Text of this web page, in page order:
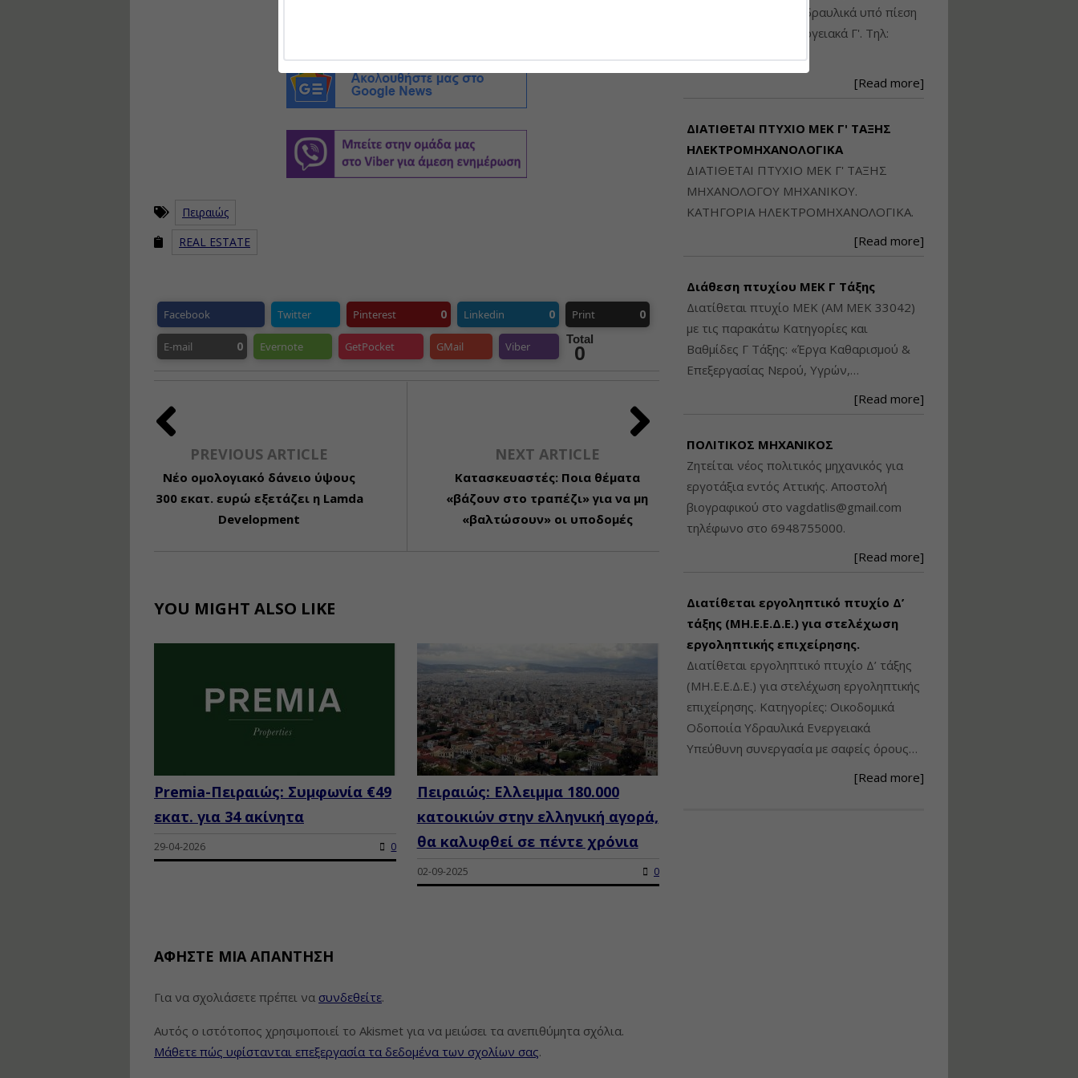
Πειραιώς
REAL ESTATE
Facebook Twitter Pinterest 0 Linkedin 0 Print 0
E-mail 0 Evernote GetPocket GMail Viber
Total
0
PREVIOUS ARTICLE
Νέο ομολογιακό δάνειο ύψους
300 εκατ. ευρώ εξετάζει η Lamda
Development
NEXT ARTICLE
Κατασκευαστές: Ποια θέματα
«βάζουν στο τραπέζι» για να μη
«βαλτώσουν» οι υποδομές
YOU MIGHT ALSO LIKE
Premia-Πειραιώς: Συμφωνία €49
εκατ. για 34 ακίνητα
29-04-2026 0
Πειραιώς: Ελλειμμα 180.000
κατοικιών στην ελληνική αγορά,
θα καλυφθεί σε πέντε χρόνια
02-09-2025 0
ΑΦΉΣΤΕ ΜΙΑ ΑΠΆΝΤΗΣΗ
Για να σχολιάσετε πρέπει να συνδεθείτε.
Αυτός ο ιστότοπος χρησιμοποιεί το Akismet για να μειώσει τα ανεπιθύμητα σχόλια.
Μάθετε πώς υφίστανται επεξεργασία τα δεδομένα των σχολίων σας.
Μηχανικού: Η/Μ Γ', Υδραυλικά υπό πίεση
Β', Βιομηχανικά - Ενεργειακά Γ'. Τηλ:
[Read more]
ΔΙΑΤΙΘΕΤΑΙ ΠΤΥΧΙΟ ΜΕΚ Γ' ΤΑΞΗΣ
ΗΛΕΚΤΡΟΜΗΧΑΝΟΛΟΓΙΚΑ
ΔΙΑΤΙΘΕΤΑΙ ΠΤΥΧΙΟ ΜΕΚ Γ' ΤΑΞΗΣ
ΜΗΧΑΝΟΛΟΓΟΥ ΜΗΧΑΝΙΚΟΥ.
ΚΑΤΗΓΟΡΙΑ ΗΛΕΚΤΡΟΜΗΧΑΝΟΛΟΓΙΚΑ.
[Read more]
Διάθεση πτυχίου ΜΕΚ Γ Τάξης
Διατίθεται πτυχίο ΜΕΚ (ΑΜ ΜΕΚ 33042)
με τις παρακάτω Κατηγορίες και
Βαθμίδες Γ Τάξης: «Έργα Καθαρισμού &
Επεξεργασίας Νερού, Υγρών,…
[Read more]
ΠΟΛΙΤΙΚΟΣ ΜΗΧΑΝΙΚΟΣ
Ζητείται νέος πολιτικός μηχανικός για
εργοτάξια εντός Αττικής. Αποστολή
βιογραφικού στο vagdatlis@gmail.com
τηλέφωνο στο 6948755000.
[Read more]
Διατίθεται εργοληπτικό πτυχίο Δ’
τάξης (ΜΗ.Ε.Ε.Δ.Ε.) για στελέχωση
εργοληπτικής επιχείρησης.
Διατίθεται εργοληπτικό πτυχίο Δ’ τάξης
(ΜΗ.Ε.Ε.Δ.Ε.) για στελέχωση εργοληπτικής
επιχείρησης. Κατηγορίες: Οικοδομικά
Οδοποιία Υδραυλικά Ενεργειακά
Υπεύθυνη συνεργασία με σαφείς όρους…
[Read more]
Ταυτότητα Κτιρίου/
και Πράξη (2024)
Πολεοδομικού
Σχεδιασμού Εντός
Ορίων Πόλεων και
Οικισμών και Εκτός
Εισηγήτρια:
Τιμή από: €145.00
Διάρκεια: 8 ώρες
τεχνολογίας
φωτισμού LED και
Εισηγητής:Στέφανος Τουλόγλου
Τιμή από: €190.00
Διάρκεια: 12 ώρες
Εκπόνηση Τοπικών και
Εισηγητής:
Τιμή από: €130.00
Διάρκεια: 6 ώρες
Επίβλεψη Δημοσίων
Έργων με τον
Ν.4782/2021